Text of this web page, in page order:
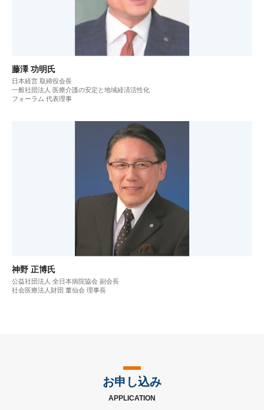
藤澤 功明氏
日本経営 取締役会長
一般社団法人 医療介護の安定と地域経済活性化
フォーラム 代表理事
神野 正博氏
公益社団法人 全日本病院協会 副会長
社会医療法人財団 董仙会 理事長
お申し込み
APPLICATION